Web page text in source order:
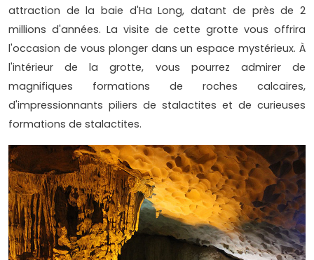
attraction de la baie d'Ha Long, datant de près de 2
millions d'années. La visite de cette grotte vous offrira
l'occasion de vous plonger dans un espace mystérieux. À
l'intérieur de la grotte, vous pourrez admirer de
magnifiques formations de roches calcaires,
d'impressionnants piliers de stalactites et de curieuses
formations de stalactites.